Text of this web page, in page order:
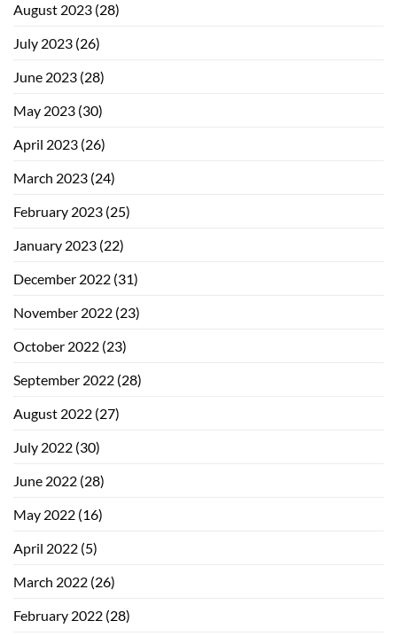
August 2023 (28)
July 2023 (26)
June 2023 (28)
May 2023 (30)
April 2023 (26)
March 2023 (24)
February 2023 (25)
January 2023 (22)
December 2022 (31)
November 2022 (23)
October 2022 (23)
September 2022 (28)
August 2022 (27)
July 2022 (30)
June 2022 (28)
May 2022 (16)
April 2022 (5)
March 2022 (26)
February 2022 (28)